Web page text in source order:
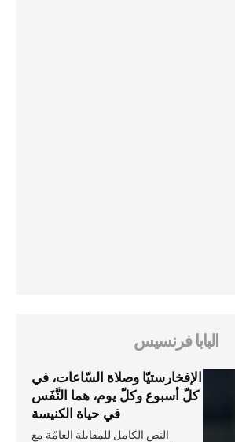
البابا فرنسيس
الإفخارستيّا وصلاة السّاعات، في
كلّ أسبوع وكلّ يوم، هما النَّفَس
في حياة الكنيسة
النص الكامل للمقابلة العامّة مع